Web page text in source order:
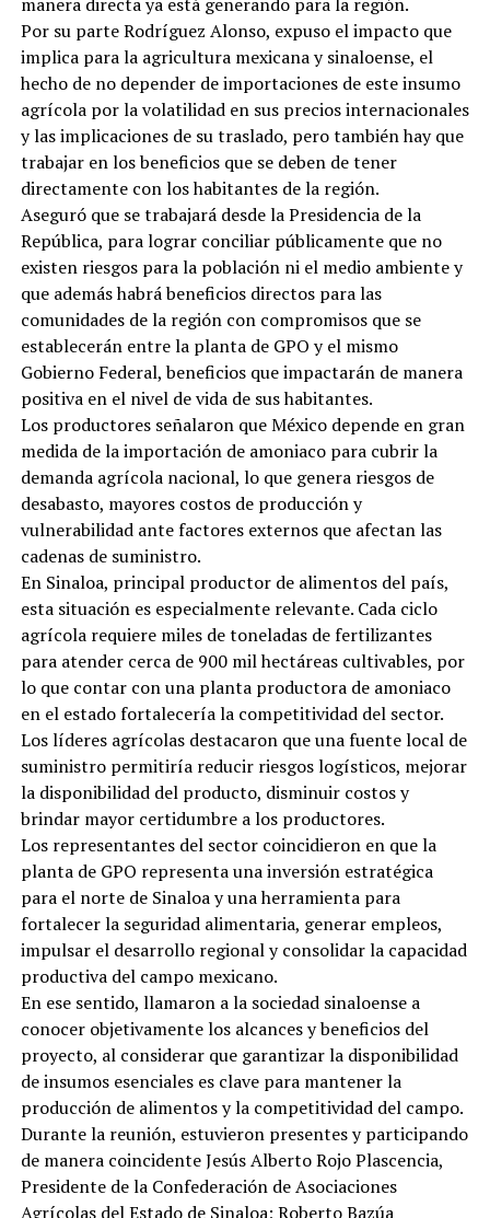
Por su parte Rodríguez Alonso, expuso el impacto que
implica para la agricultura mexicana y sinaloense, el
hecho de no depender de importaciones de este insumo
agrícola por la volatilidad en sus precios internacionales
y las implicaciones de su traslado, pero también hay que
trabajar en los beneficios que se deben de tener
directamente con los habitantes de la región.
Aseguró que se trabajará desde la Presidencia de la
República, para lograr conciliar públicamente que no
existen riesgos para la población ni el medio ambiente y
que además habrá beneficios directos para las
comunidades de la región con compromisos que se
establecerán entre la planta de GPO y el mismo
Gobierno Federal, beneficios que impactarán de manera
positiva en el nivel de vida de sus habitantes.
Los productores señalaron que México depende en gran
medida de la importación de amoniaco para cubrir la
demanda agrícola nacional, lo que genera riesgos de
desabasto, mayores costos de producción y
vulnerabilidad ante factores externos que afectan las
cadenas de suministro.
En Sinaloa, principal productor de alimentos del país,
esta situación es especialmente relevante. Cada ciclo
agrícola requiere miles de toneladas de fertilizantes
para atender cerca de 900 mil hectáreas cultivables, por
lo que contar con una planta productora de amoniaco
en el estado fortalecería la competitividad del sector.
Los líderes agrícolas destacaron que una fuente local de
suministro permitiría reducir riesgos logísticos, mejorar
la disponibilidad del producto, disminuir costos y
brindar mayor certidumbre a los productores.
Los representantes del sector coincidieron en que la
planta de GPO representa una inversión estratégica
para el norte de Sinaloa y una herramienta para
fortalecer la seguridad alimentaria, generar empleos,
impulsar el desarrollo regional y consolidar la capacidad
productiva del campo mexicano.
En ese sentido, llamaron a la sociedad sinaloense a
conocer objetivamente los alcances y beneficios del
proyecto, al considerar que garantizar la disponibilidad
de insumos esenciales es clave para mantener la
producción de alimentos y la competitividad del campo.
Durante la reunión, estuvieron presentes y participando
de manera coincidente Jesús Alberto Rojo Plascencia,
Presidente de la Confederación de Asociaciones
Agrícolas del Estado de Sinaloa; Roberto Bazúa